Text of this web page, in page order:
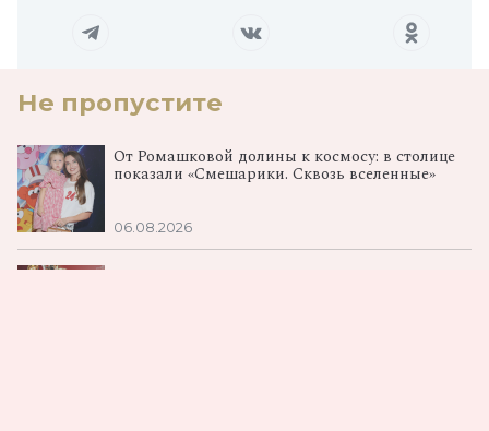
Не пропустите
От Ромашковой долины к космосу: в столице
показали «Смешарики. Сквозь вселенные»
06.08.2026